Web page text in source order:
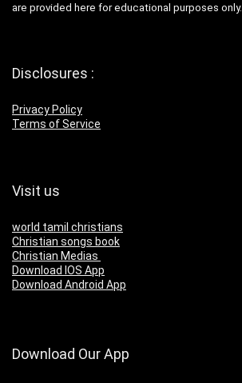
are provided here for educational purposes only.
Disclosures :
Privacy Policy
Terms of Service
Visit us
world tamil christians
Christian songs book
Christian Medias
Download IOS App
Download Android App
Download Our App